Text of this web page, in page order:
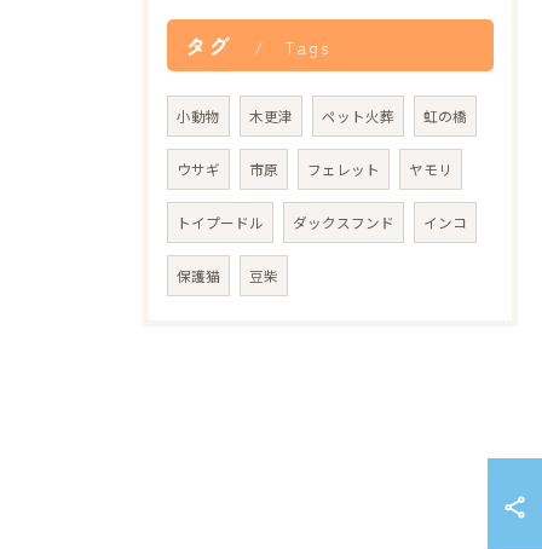
タグ Tags
小動物 木更津 ペット火葬 虹の橋
ウサギ 市原 フェレット ヤモリ
トイプードル ダックスフンド インコ
保護猫 豆柴